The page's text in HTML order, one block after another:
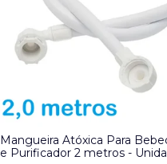
Mangueira Atóxica Para
e Purificador 2 metros -